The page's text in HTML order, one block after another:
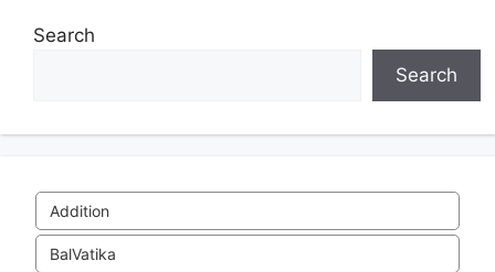
Search
Search
Addition
BalVatika